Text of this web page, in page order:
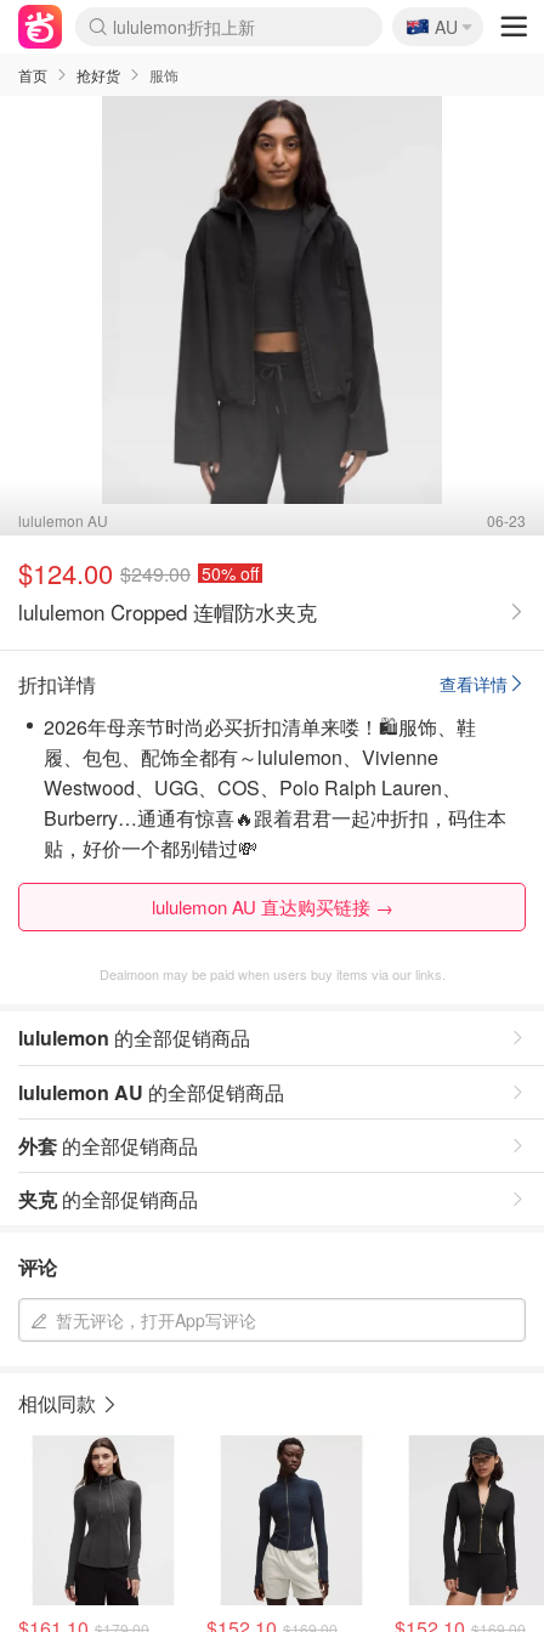
Sasa美妆护肤3.5折
SSENSE年中3折
FreshBeauty好价汇总
Cettire降价+叠9折
WWS Coles超市实拍
viagogo二手票捡漏
Myer超级周末1折
The Outnet奢牌1折起
David Jones 3折起
Flannels大牌1折
Perfumes Club护肤1折
AMIRO返校季6.2折
Amazon折扣汇总
eToro入金$200送$50
Amazon数码好物
ICONIC本周7.5折
ThedoubleF高奢地板价
Moose Knuckles 6折
丝芙兰5折起
EUFY官网3.7折起
Selenichast首饰2折
Trip机票酒店促销
YSL送5件彩妆礼
Amazon家居好物
Amazon美妆护肤
雅漾大喷$8
过敏原检测盒$33
伊索独家赠50ml沐浴露
科颜氏清仓3折
SEALIFE海洋馆门票6折
丝塔芙大白罐$16
订阅Newsletter送香薰
Cult Beauty 6.8折
Harrods圣诞日历2.3折
LN-CC奢牌私促3折
d'Alba空姐喷雾$16
EVE LOM套装逆天2折
Bernardelli独家4折
Adore Beauty 6折起
CT圣诞日历
Mytheresa奢品2.7折
Luxury Escapes 9折
Currentbody美容仪9折
MOON Garden Live
Roborock扫地机3.7折
Tingo Life水杯$24
Valentino官网5折
CR洗发护发6.3折
修丽可套装7.4折
Myer彩妆2件7折
GANNI官网4.5折
Stylevana韩妆4折
Tessabit高奢8.5折
OGX洗护4折
Amazon阿德莱德次日达
卡诗8.5折+赠礼
Philips Hue灯具8折
🇦🇺
AU
首页 抢好货 服饰
lululemon AU 06-23
$124.00 $249.00 50% off
lululemon Cropped 连帽防水夹克
查看详情
折扣详情
2026年母亲节时尚必买折扣清单来喽！🛍️服饰、鞋
履、包包、配饰全都有～lululemon、Vivienne
Westwood、UGG、COS、Polo Ralph Lauren、
Burberry…通通有惊喜🔥跟着君君一起冲折扣，码住本
贴，好价一个都别错过💸
lululemon AU 直达购买链接 →
Dealmoon may be paid when users buy items via our links.
lululemon 的全部促销商品
lululemon AU 的全部促销商品
外套 的全部促销商品
夹克的全部促销商品
评论
暂无评论，打开App写评论
相似同款